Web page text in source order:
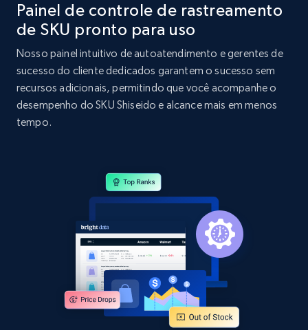
and more.
Home Depot US - Discovery products by
specific category URL
Comece agora
Amazon products global dataset
Title, Seller name, Brand, Description, Initial
price, Currency, Availability, Reviews count, and
Painel de controle de rastreamento
de SKU pronto para uso
Nosso painel intuitivo de autoatendimento e gerentes de
sucesso do cliente dedicados garantem o sucesso sem
recursos adicionais, permitindo que você acompanhe o
desempenho do SKU Shiseido e alcance mais em menos
tempo.